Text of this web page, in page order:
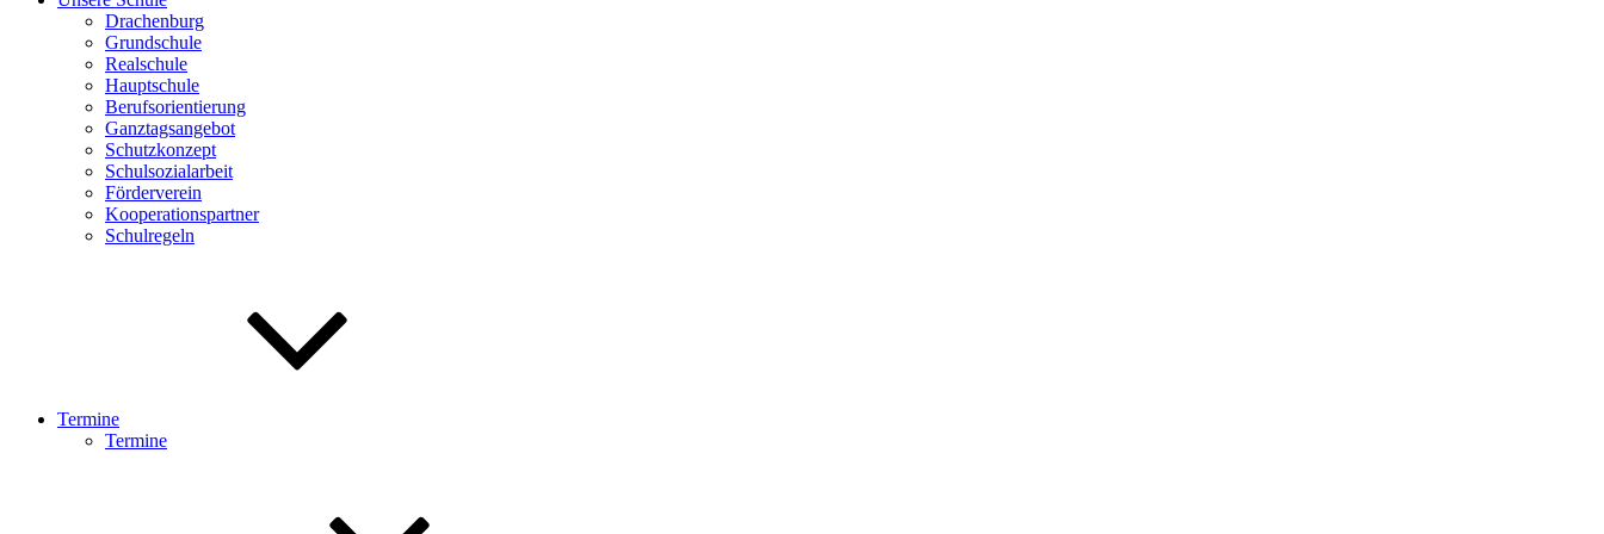
Drachenburg
Grundschule
Realschule
Hauptschule
Berufsorientierung
Ganztagsangebot
Schutzkonzept
Schulsozialarbeit
Förderverein
Kooperationspartner
Schulregeln
Termine
Termine